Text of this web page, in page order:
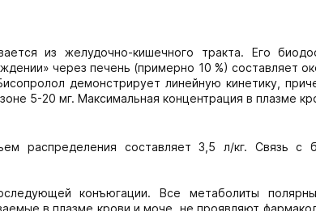
из желудочно-кишечного тракта. Его
через печень (примерно 10 %) составляет
демонстрирует линейную кинетику,
5-20 мг. Максимальная концентрация в плазме
распределения составляет 3,5 л/кг. Связь с
конъюгации. Все метаболиты